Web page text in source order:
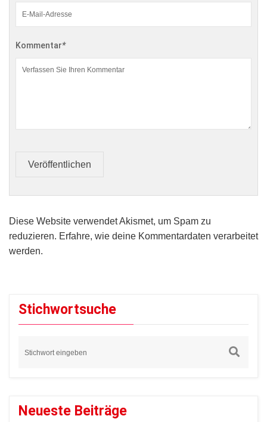
Kommentar*
Veröffentlichen
Diese Website verwendet Akismet, um Spam zu
reduzieren. Erfahre, wie deine Kommentardaten verarbeitet
werden.
Stichwortsuche
Neueste Beiträge